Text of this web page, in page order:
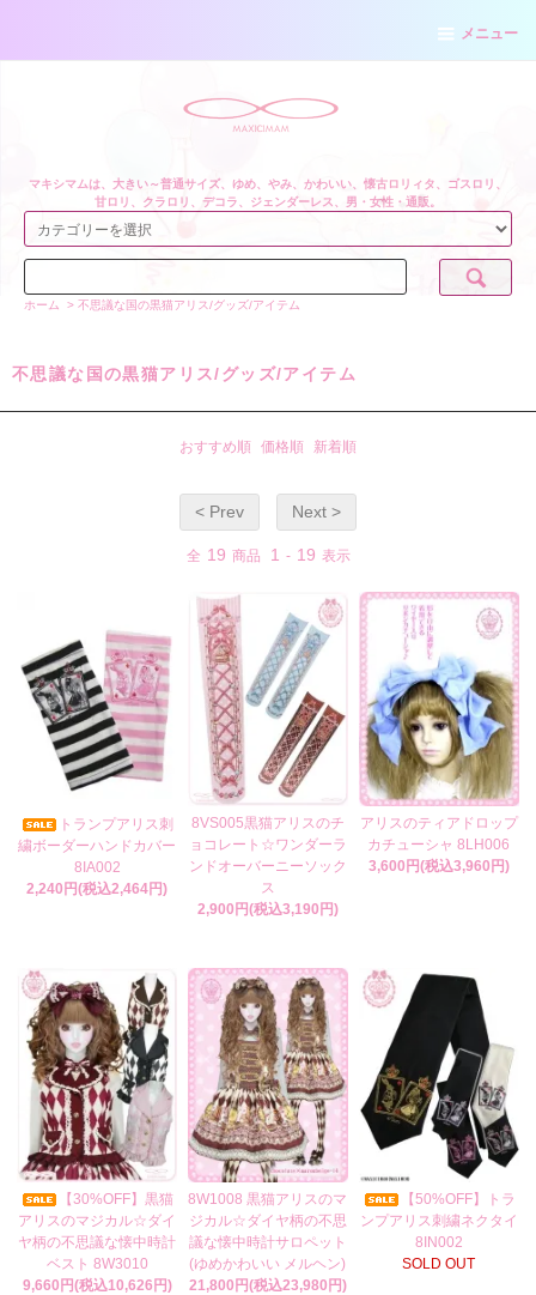
メニュー
マキシマムは、大きい～普通サイズ、ゆめ、やみ、かわいい、懐古ロリィタ、ゴスロリ、
甘ロリ、クラロリ、デコラ、ジェンダーレス、男・女性・通販。
ホーム > 不思議な国の黒猫アリス/グッズ/アイテム
不思議な国の黒猫アリス/グッズ/アイテム
おすすめ順 価格順 新着順
< Prev Next >
全 19 商品 1 - 19 表示
トランプアリス刺
繍ボーダーハンドカバー
8IA002
2,240円(税込2,464円)
8VS005黒猫アリスのチ
ョコレート☆ワンダーラ
ンドオーバーニーソック
ス
2,900円(税込3,190円)
アリスのティアドロップ
カチューシャ 8LH006
3,600円(税込3,960円)
【30%OFF】黒猫
アリスのマジカル☆ダイ
ヤ柄の不思議な懐中時計
ベスト 8W3010
9,660円(税込10,626円)
8W1008 黒猫アリスのマ
ジカル☆ダイヤ柄の不思
議な懐中時計サロペット
(ゆめかわいい メルヘン)
21,800円(税込23,980円)
【50%OFF】トラ
ンプアリス刺繍ネクタイ
8IN002
SOLD OUT